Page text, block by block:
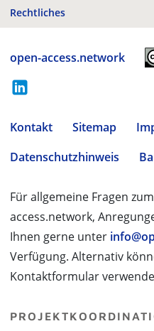
Rechtliches
open-access.network
Kontakt Sitemap
Datenschutzhinweis
Für allgemeine Fragen
access.network,
Ihnen gerne unter
Verfügung. Alternativ
Kontaktformular